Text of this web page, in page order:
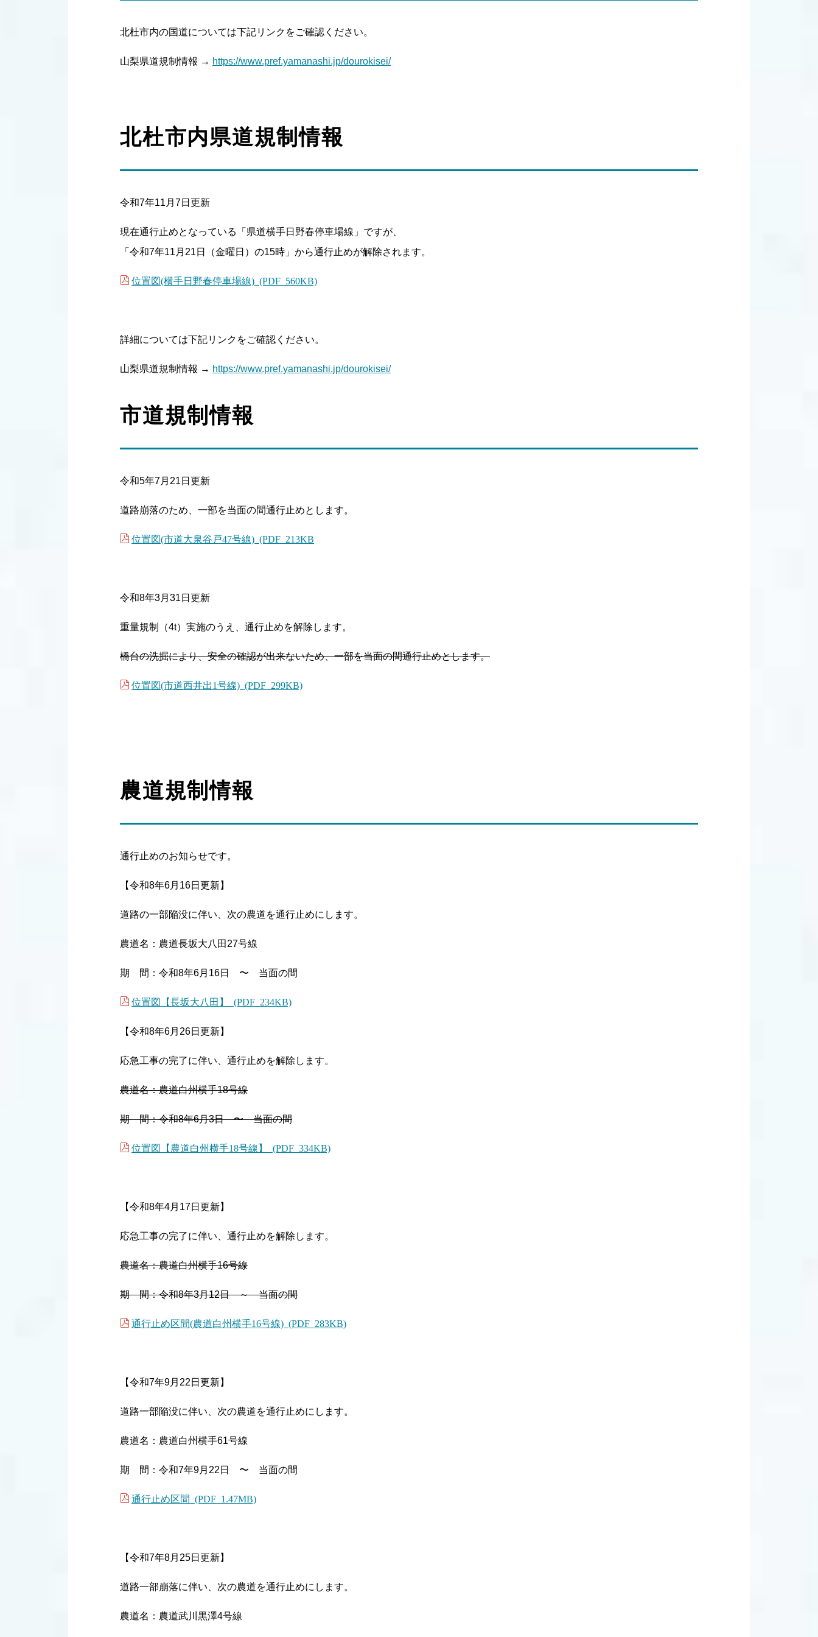
北杜市内の国道については下記リンクをご確認ください。
山梨県道規制情報 → https://www.pref.yamanashi.jp/dourokisei/
北杜市内県道規制情報
令和7年11月7日更新
現在通行止めとなっている「県道横手日野春停車場線」ですが、
「令和7年11月21日（金曜日）の15時」から通行止めが解除されます。
位置図(横手日野春停車場線) (PDF 560KB)
詳細については下記リンクをご確認ください。
山梨県道規制情報 → https://www.pref.yamanashi.jp/dourokisei/
市道規制情報
令和5年7月21日更新
道路崩落のため、一部を当面の間通行止めとします。
位置図(市道大泉谷戸47号線) (PDF 213KB
令和8年3月31日更新
重量規制（4t）実施のうえ、通行止めを解除します。
橋台の洗掘により、安全の確認が出来ないため、一部を当面の間通行止めとします。
位置図(市道西井出1号線) (PDF 299KB)
農道規制情報
通行止めのお知らせです。
【令和8年6月16日更新】
道路の一部陥没に伴い、次の農道を通行止めにします。
農道名：農道長坂大八田27号線
期 間：令和8年6月16日 〜 当面の間
位置図【長坂大八田】 (PDF 234KB)
【令和8年6月26日更新】
応急工事の完了に伴い、通行止めを解除します。
農道名：農道白州横手18号線
期 間：令和8年6月3日 〜 当面の間
位置図【農道白州横手18号線】 (PDF 334KB)
【令和8年4月17日更新】
応急工事の完了に伴い、通行止めを解除します。
農道名：農道白州横手16号線
期 間：令和8年3月12日 ～ 当面の間
通行止め区間(農道白州横手16号線) (PDF 283KB)
【令和7年9月22日更新】
道路一部陥没に伴い、次の農道を通行止めにします。
農道名：農道白州横手61号線
期 間：令和7年9月22日 〜 当面の間
通行止め区間 (PDF 1.47MB)
【令和7年8月25日更新】
道路一部崩落に伴い、次の農道を通行止めにします。
農道名：農道武川黒澤4号線